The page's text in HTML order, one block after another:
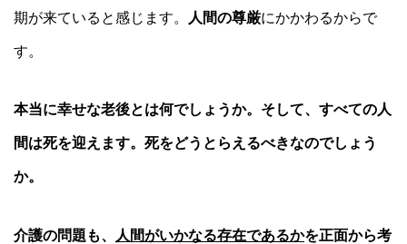
期が来ていると感じます。 人間の尊厳にかかわるからで
す。
本当に幸せな老後とは何でしょうか。そして、すべての人
間は死を迎えます。死をどうとらえるべきなのでしょう
か。
介護の問題も、 人間がいかなる存在であるかを正面から考